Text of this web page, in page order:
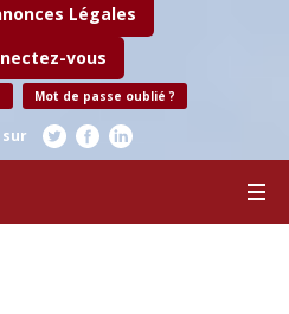
Légales
vous
Mot de passe oublié ?
sur